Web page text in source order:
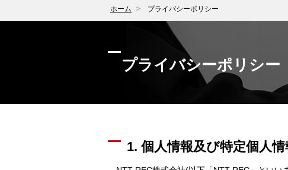
ホーム プライバシーポリシー
プライバシーポリシー
1. 個人情報及び特定個人